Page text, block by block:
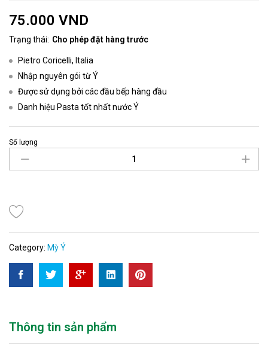
75.000 VND
Trạng thái: Cho phép đặt hàng trước
Pietro Coricelli, Italia
Nhập nguyên gói từ Ý
Được sử dụng bởi các đầu bếp hàng đầu
Danh hiệu Pasta tốt nhất nước Ý
Số lượng
Category: Mỳ Ý
Thông tin sản phẩm